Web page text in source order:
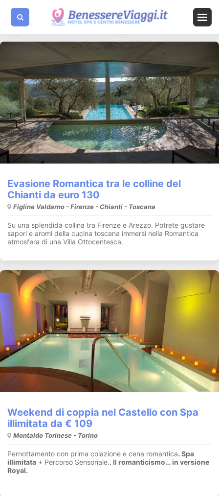
Evasione Romantica tra le colline del
Chianti da euro 130
Figline Valdarno - Firenze - Chianti - Toscana
Su una splendida collina tra Firenze e Arezzo. Potrete gustare
sapori e aromi della cucina toscana immersi nella Romantica
atmosfera di una Villa Ottocentesca.
Weekend di coppia nel Castello con Spa
illimitata da € 109
Montaldo Torinese - Torino
Pernottamento con prima colazione e cena romantica. Spa
illimitata + Percorso Sensoriale.. Il romanticismo… in versione
Royal.